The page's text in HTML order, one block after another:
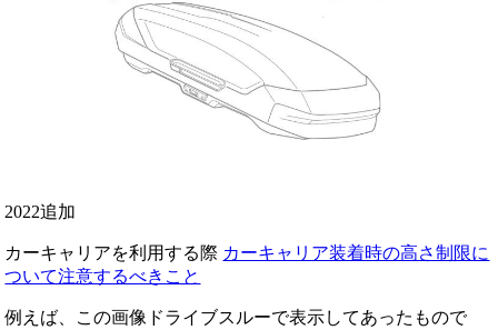
2022追加
カーキャリアを利用する際 カーキャリア装着時の高さ制限に
ついて注意するべきこと
例えば、この画像ドライブスルーで表示してあったもので